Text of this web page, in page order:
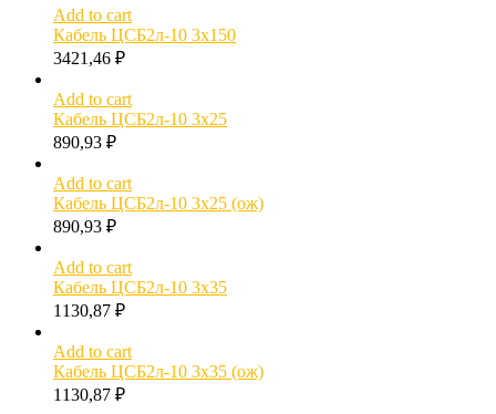
Add to cart
Кабель ЦСБ2л-10 3х150
3421,46 ₽
Add to cart
Кабель ЦСБ2л-10 3х25
890,93 ₽
Add to cart
Кабель ЦСБ2л-10 3х25 (ож)
890,93 ₽
Add to cart
Кабель ЦСБ2л-10 3х35
1130,87 ₽
Add to cart
Кабель ЦСБ2л-10 3х35 (ож)
1130,87 ₽